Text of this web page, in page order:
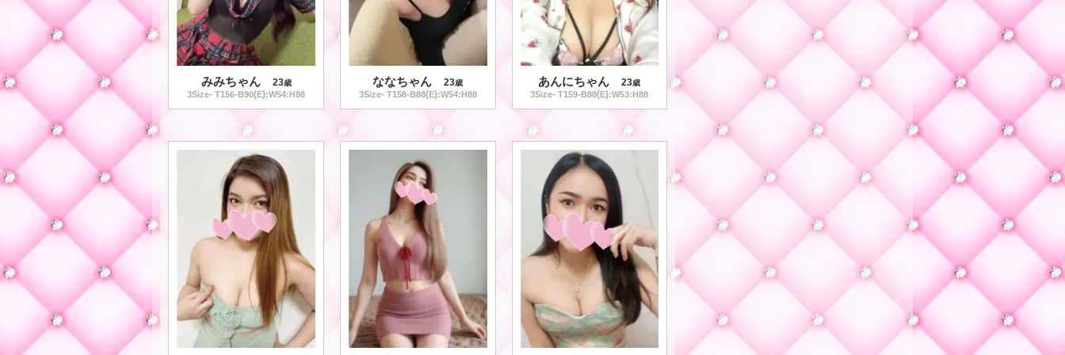
★
みみちゃん 23歳
3Size- T156-B90(E):W54:H88
ななちゃん23歳
3Size-T158-B88(E):W54:H88
あんにちゃん23歳
3Size- T159-B88(E):W53:H88